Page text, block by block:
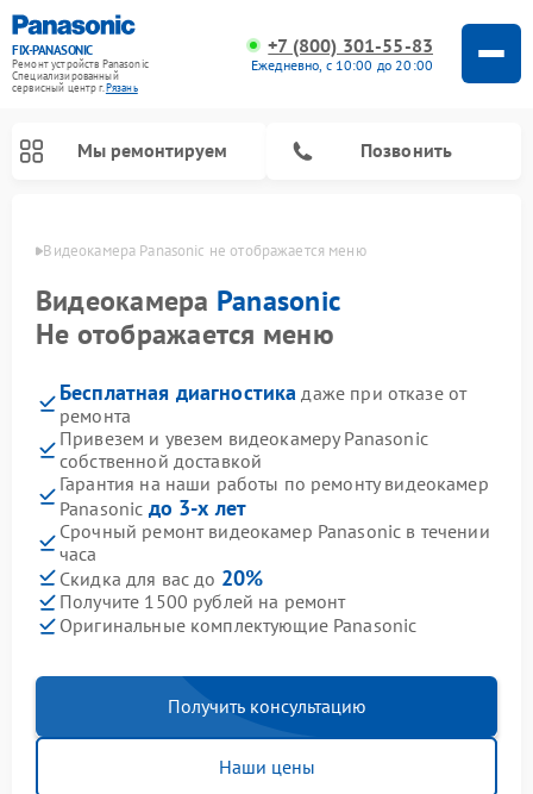
FIX-PANASONIC
Ремонт устройств Panasonic
Специализированный
cервисный центр г.Рязань
+7 (800) 301-55-83
Ежедневно, с 10:00 до 20:00
Мы ремонтируем Позвонить
Видеокамера Panasonic не отображается меню
Видеокамера Panasonic
Не отображается меню
Бесплатная диагностика даже при отказе от
ремонта
Привезем и увезем видеокамеру Panasonic
собственной доставкой
Гарантия на наши работы по ремонту видеокамер
Panasonic до 3-х лет
Срочный ремонт видеокамер Panasonic в течении
часа
Скидка для вас до 20%
Получите 1500 рублей на ремонт
Оригинальные комплектующие Panasonic
Получить консультацию
Наши цены